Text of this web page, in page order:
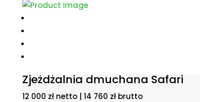
Zjeżdżalnia dmuchana Safari
12 000 zł netto | 14 760 złbrutto